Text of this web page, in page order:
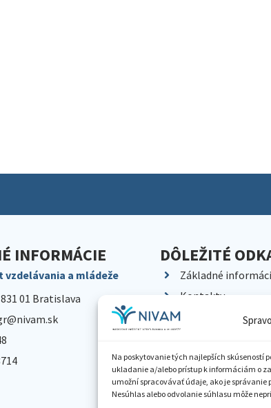
Na poskytovanie tých najlepších skúseností
ukladanie a/alebo prístup k informáciám o
umožní spracovávať údaje, ako je
Nesúhlas alebo odvolanie súhlasu môže
INFORMÁCIE
a mládeže
01 Bratislava
DÔLEŽITÉ
Základné
Kontakty
Kariéra
Pracoviská NIVaM
Dokumenty
Knižnica